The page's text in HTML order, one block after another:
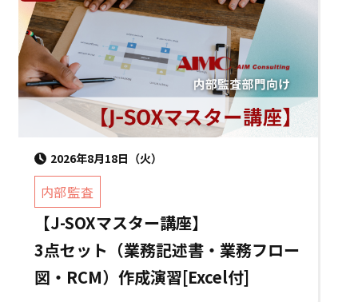
2026年8月18日（火）
内部監査
【J-SOXマスター講座】
3点セット（業務記述書・業務フロー
図・RCM）作成演習[Excel付]